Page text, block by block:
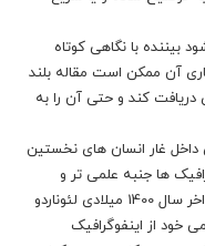
بیننده با نگاهی کوتاه
آن ممکن است مقاله بلند
دریافت کند و حتی آن را به
داخل غار انسان های نخستین
ها جنبه علمی تر و
کاربردی تری به خود گرفتند . به گونه ای که اواخر سال 1400 میلادی لئوناردو
خود از اینفوگرافیک